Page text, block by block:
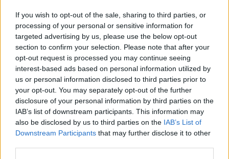
If you wish to opt-out of the sale, sharing to third parties, or
processing of your personal or sensitive information for
targeted advertising by us, please use the below opt-out
section to confirm your selection. Please note that after your
opt-out request is processed you may continue seeing
interest-based ads based on personal information utilized by
us or personal information disclosed to third parties prior to
your opt-out. You may separately opt-out of the further
disclosure of your personal information by third parties on the
IAB’s list of downstream participants. This information may
also be disclosed by us to third parties on the IAB’s List of
Downstream Participants that may further disclose it to other
06.08.2026 - Bosch Powertrain s.r.o. Jihlava • CNC operátor• mzda
Kč • náborový bonus 50.000 Kč • příspěvek na ubytování (Jihlava,
06.08.2026 -Bosch Powertrain s.r.o. • montážní dělník • mzda 44.700
týdenní zálohy na mzdu 2.000 Kč (Jihlava, okres Jihlava)
06.08.2026 -Bosch Powertrain s.r.o. Jihlava • práce ve skladu • mzda
48.400 Kč • náborový bonus 50.000 Kč • ubytování (Jihlava, okres
06.08.2026 -Bosch Powertrain s.r.o. Jihlava • střídač • mzda 48.400
příspěvek na ubytování (Jihlava, okres Jihlava)
06.08.2026 - Bosch Powertrain s.r.o. • seřizování strojů • mzda
náborový bonus 100.000 Kč • ubytování (Jihlava, okres Jihlava)
... další nabídky zaměstnání
Vybrané články